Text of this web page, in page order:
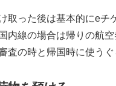
取った後は基本的にeチ
内線の場合は帰りの航
査の時と帰国時に使うぐ